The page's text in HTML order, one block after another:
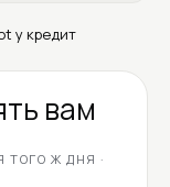
у кредит
вам
ТОГО Ж ДНЯ ·